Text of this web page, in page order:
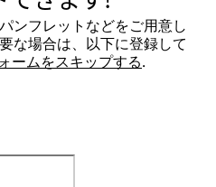
ンフレットなどをご用意し
な場合は、以下に登録して
ームをスキップする.